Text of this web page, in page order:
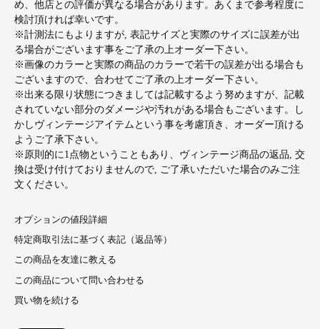
め、他店との評価が異なる場合があります。あくまで参考程度に
検討頂ければ幸いです。
※計測法にもよりますが, 表記サイズと実際のサイズに誤差が出
る場合がございます事をご了承の上オーダー下さい。
※画像のカラーと実際の商品のカラーで若干の誤差が出る場合も
ございますので、合わせてご了承の上オーダー下さい。
※出来る限り状態につきましては記載するよう努めますが、記載
されていない部分のダメージや汚れがある場合もございます。し
かしヴィンテージアイテムという事を考慮頂き、オーダー頂ける
ようご了承下さい。
※原則的に1点物ということもあり、ヴィンテージ商品の返品, 交
換は受け付けておりませんので, ご了承いただいた場合のみご注
文ください。
オプションの値段詳細
特定商取引法に基づく表記（返品等）
この商品を友達に教える
この商品について問い合わせる
買い物を続ける